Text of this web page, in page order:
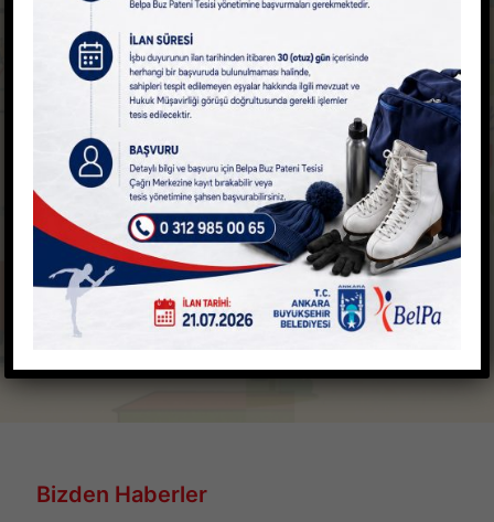
Bizden Haberler